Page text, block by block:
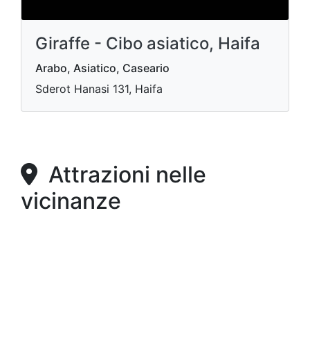
Giraffe - Cibo asiatico, Haifa
Arabo, Asiatico, Caseario
Sderot Hanasi 131, Haifa
Attrazioni nelle
vicinanze